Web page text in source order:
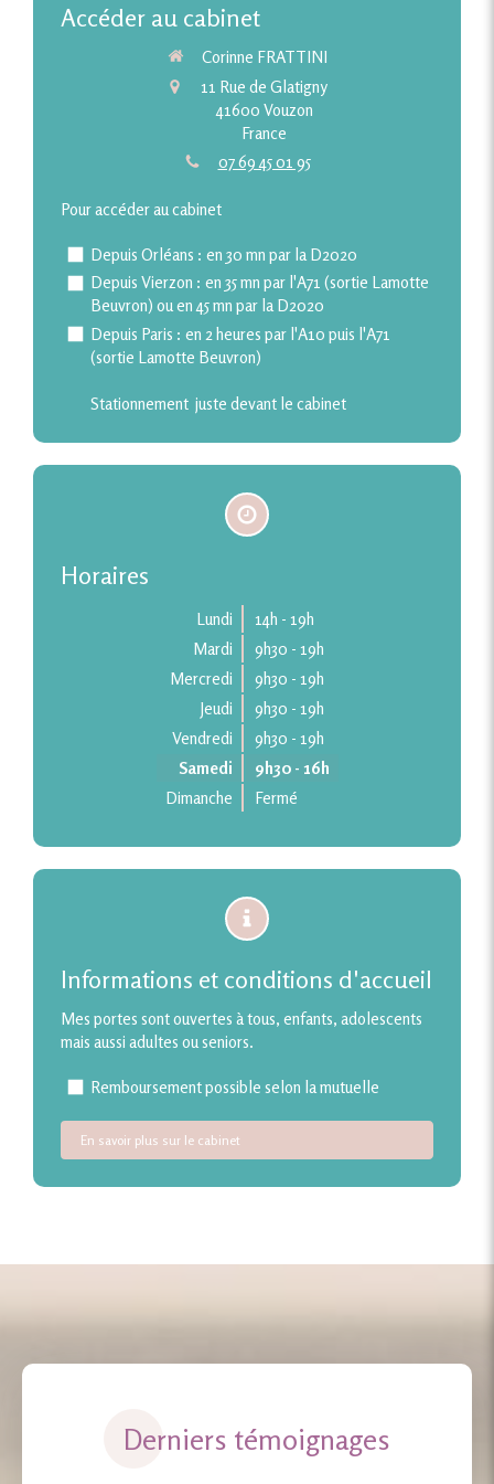
Accéder au cabinet
Corinne FRATTINI
11 Rue de Glatigny
41600 Vouzon
France
07 69 45 01 95
Pour accéder au cabinet
Depuis Orléans : en 30 mn par la D2020
Depuis Vierzon : en 35 mn par l'A71 (sortie Lamotte
Beuvron) ou en 45 mn par la D2020
Depuis Paris : en 2 heures par l'A10 puis l'A71
(sortie Lamotte Beuvron)
Stationnement juste devant le cabinet
Horaires
Lundi
14h - 19h
Mardi
9h30 - 19h
Mercredi
9h30 - 19h
Jeudi
9h30 - 19h
Vendredi
9h30 - 19h
Samedi
9h30 - 16h
Dimanche
Fermé
Informations et conditions d'accueil
Mes portes sont ouvertes à tous, enfants, adolescents
mais aussi adultes ou seniors.
Remboursement possible selon la mutuelle
En savoir plus sur le cabinet
Derniers témoignages